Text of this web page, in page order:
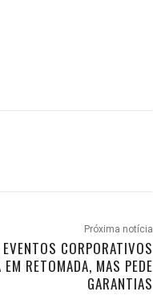
Próxima notícia
CORPORATIVOS
EM RETOMADA, MAS PEDE
GARANTIAS